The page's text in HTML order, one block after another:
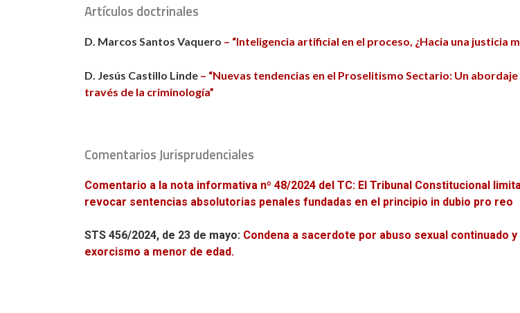
Artículos doctrinales
D. Marcos Santos Vaquero – “Inteligencia artificial en el proceso, ¿Hacia una justicia
D. Jesús Castillo Linde – “Nuevas tendencias en el Proselitismo Sectario: Un
través de la criminología”
Comentarios Jurisprudenciales
Comentario a la nota informativa nº 48/2024 del TC: El Tribunal Constitucional
revocar sentencias absolutorias penales fundadas en el principio in dubio pro reo
STS 456/2024, de 23 de mayo: Condena a sacerdote por abuso sexual continuado
exorcismo a menor de edad.